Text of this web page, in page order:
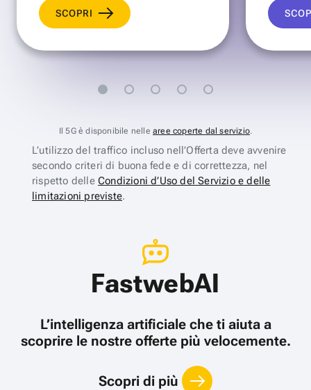
SCOPRI
Il 5G è disponibile nelle aree coperte dal servizio.
L’utilizzo del traffico incluso nell’Offerta deve avvenire
secondo criteri di buona fede e di correttezza, nel
rispetto delle Condizioni d’Uso del Servizio e delle
limitazioni previste.
FastwebAI
L’intelligenza artificiale che ti aiuta a
scoprire le nostre offerte più velocemente.
Scopri di più